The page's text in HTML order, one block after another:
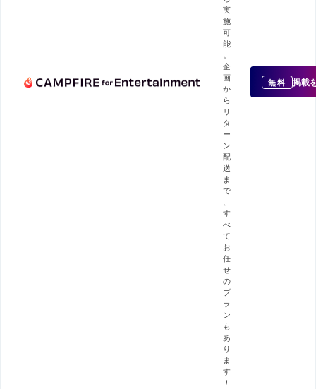
実
施
可
能
。
企
画
か
ら
リ
タ
ー
ン
配
送
ま
で
、
す
べ
て
お
任
せ
の
プ
ラ
ン
も
あ
り
ま
す
！
無料 掲載